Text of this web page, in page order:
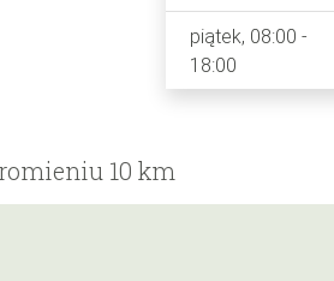
piątek, 08:00 -
18:00
10 km